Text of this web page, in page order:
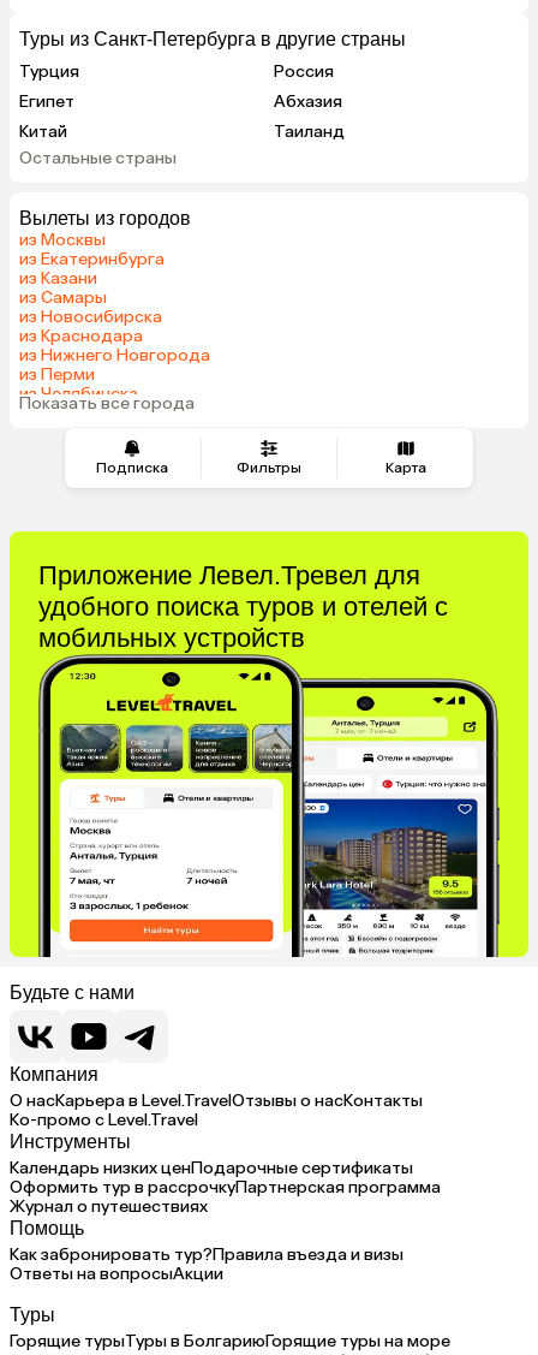
Подписка Фильтры Карта
Туры из Санкт-Петербурга в другие страны
Турция
Россия
Египет
Абхазия
Китай
Таиланд
Вьетнам
Грузия
Армения
Казахстан
Узбекистан
Сербия
Катар
Иордания
Саудовская Аравия
Таджикистан
Венгрия
Болгария
Остальные страны
Вылеты из городов
из Москвы
из Екатеринбурга
из Казани
из Самары
из Новосибирска
из Краснодара
из Нижнего Новгорода
из Перми
из Челябинска
из Тюмени
Показать все города
Приложение Левел.Тревел для
удобного поиска туров и отелей с
мобильных устройств
Будьте с нами
Компания
О насКарьера в Level.TravelОтзывы о насКонтакты
Ко-промо с Level.Travel
Инструменты
Календарь низких ценПодарочные сертификаты
Оформить тур в рассрочкуПартнерская программа
Журнал о путешествиях
Помощь
Как забронировать тур?Правила въезда и визы
Ответы на вопросыАкции
Туры
Горящие турыТуры в БолгариюГорящие туры на море